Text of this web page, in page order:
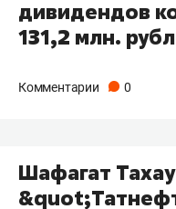
дивидендов
131,2 млн.
Комментарии 0
Шафагат